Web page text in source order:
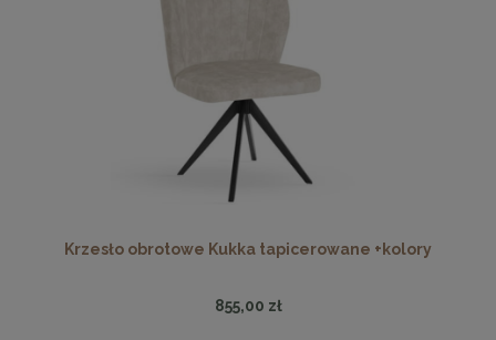
Krzesło obrotowe Kukka tapicerowane +kolory
855,00 zł